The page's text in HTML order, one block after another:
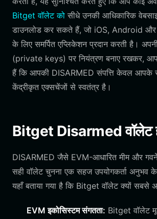
Bitget वॉलेट को सीधे उनकी आधिकारिक
डाउनलोड कर सकते हैं, जो iOS, Android और
के लिए समर्पित एप्लिकेशन प्रदान करती है।
(private keys) पर नियंत्रण बनाए रखकर,
हैं कि आपकी DISARMED संपत्ति केवल आपके
केंद्रीकृत एक्सचेंजों से स्वतंत्र है।
Bitget Disarmed वॉलेट
DISARMED जैसे EVM-आधारित मीम और
सही वॉलेट चुनना एक सहज उपयोगकर्ता अनुभव के
यहाँ बताया गया है कि Bitget वॉलेट क्यों सबसे
EVM इकोसिस्टम संगतता: Bitget वॉलेट